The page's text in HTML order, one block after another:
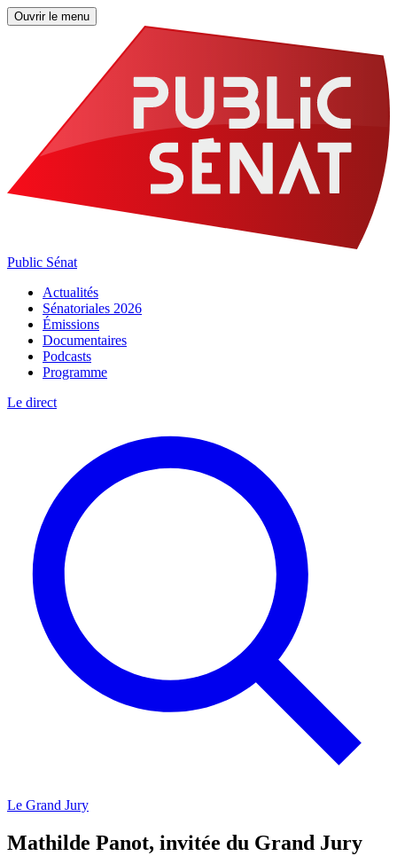
Ouvrir le menu
Public Sénat
Actualités
Sénatoriales 2026
Émissions
Documentaires
Podcasts
Programme
Le direct
Le Grand Jury
Mathilde Panot, invitée du Grand Jury